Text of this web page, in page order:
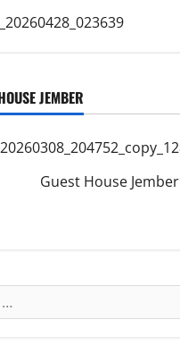
JEMBER
Guest House Jember